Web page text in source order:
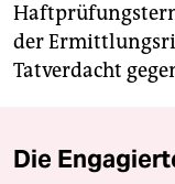
der
Tatverdacht
Die